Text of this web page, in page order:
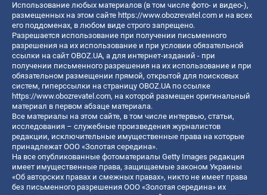
Использование любых материалов (в том числе фото- и видео-),
размещенных на этом сайте https://www.obozrevatel.com и на всех
его поддоменах, в любом виде строго запрещено.
Разрешается использование при получении письменного
разрешения на их использование и при условии обязательной
ссылки на сайт OBOZ.UA, а для интернет-изданий - при
получении письменного разрешения на их использование и при
обязательном размещении прямой, открытой для поисковых
систем, гиперссылки на страницу OBOZ.UA по ссылке
https://www.obozrevatel.com, на которой размещен оригинальный
материал в первом абзаце материала.
Все материалы на этом сайте, в том числе интервью, статьи,
исследования – служебные произведения журналистов
редакции, исключительные имущественные права на которые
принадлежат ООО «Золотая середина».
На все опубликованные фотоматериалы Getty Images редакция
имеет имущественные права, защищаемые законом Украины
«Об авторских правах и смежных правах», никто не имеет права
без письменного разрешения ООО «Золотая середина» их